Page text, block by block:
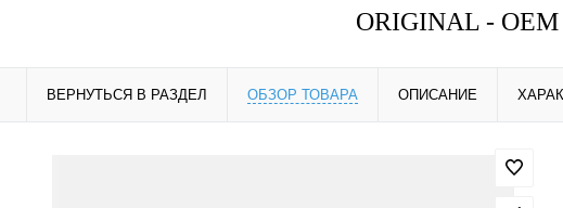
ORIGINAL - OEM
ВЕРНУТЬСЯ В РАЗДЕЛ ОБЗОР ТОВАРА ОПИСАНИЕ